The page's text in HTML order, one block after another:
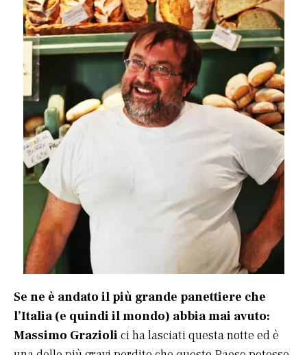
Se ne è andato il più grande panettiere che
l’Italia (e quindi il mondo) abbia mai avuto:
Massimo Grazioli ci ha lasciati questa notte ed è